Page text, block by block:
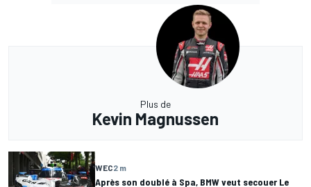
Plus de
Kevin Magnussen
WEC2 m
Après son doublé à Spa, BMW veut secouer Le